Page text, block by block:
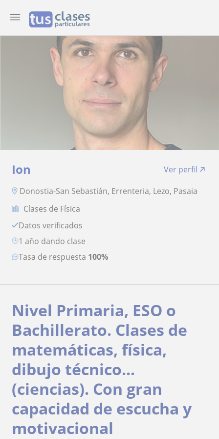
Ion
Ver perfil
Donostia-San Sebastián, Errenteria, Lezo, Pasaia
Clases de Física
Datos verificados
1 año dando clase
Tasa de respuesta 100%
Nivel Primaria, ESO o
Bachillerato. Clases de
matemáticas, física,
dibujo técnico...
(ciencias). Con gran
capacidad de escucha y
motivacional